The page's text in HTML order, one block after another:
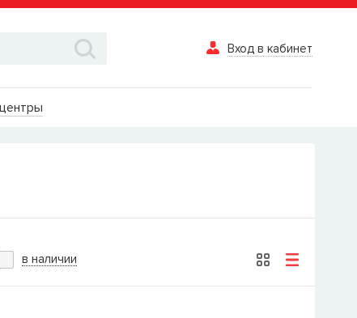
Вход в кабинет
в наличии